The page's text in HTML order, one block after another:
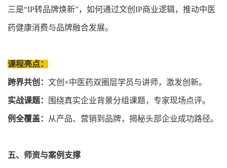
三是“IP转品牌焕新”，如何通过文创IP商业逻辑，推动中医
药健康消费与品牌融合发展。
课程亮点：
跨界共创： 文创×中医药双圈层学员与讲师，激发创新。
实战课题： 围绕真实企业背景分组课题，专家现场点评。
例全覆盖： 从产品、营销到品牌，揭秘头部企业成功路径。
五、师资与案例支撑